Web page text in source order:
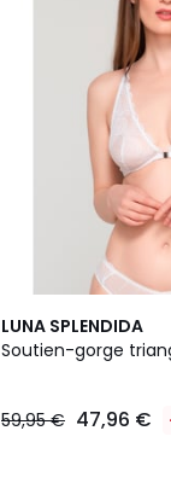
LUNA SPLENDIDA
Soutien-gorge
59,95 € 47,96 €
2
Couleurs